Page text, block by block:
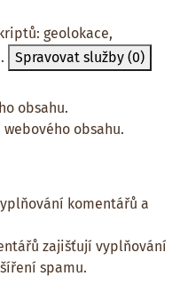
geolokace,
Spravovat služby (0)
obsahu.
obsahu.
komentářů a
zajišťují vyplňování
spamu.